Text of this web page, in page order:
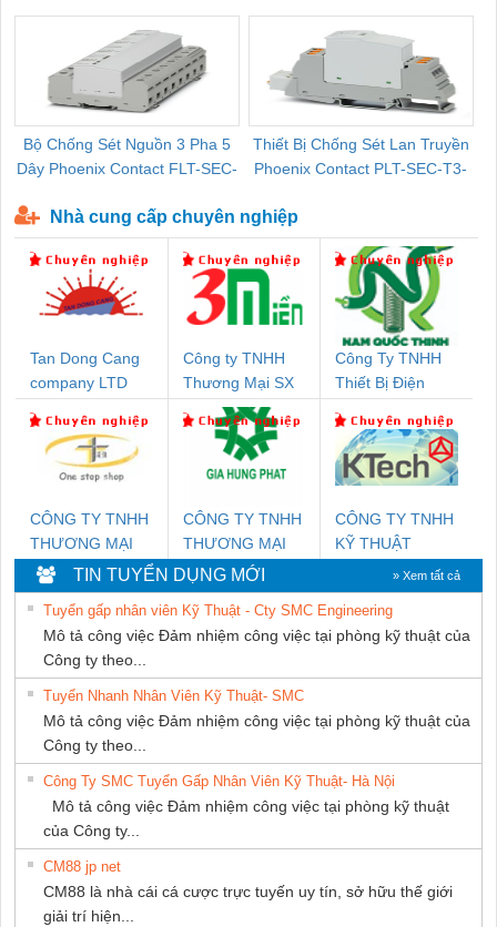
Bộ Chống Sét Nguồn 3 Pha 5
Dây Phoenix Contact FLT-SEC-
Thiết Bị Chống Sét Lan Truyền
Phoenix Contact PLT-SEC-T3-
Nhà cung cấp chuyên nghiệp
Tan Dong Cang
company LTD
Công ty TNHH
Thương Mại SX
Ba Miền
Công Ty TNHH
Thiết Bị Điện
CÔNG TY TNHH
THƯƠNG MẠI
THIÊN ÂN VIỆT
NAM
CÔNG TY TNHH
THƯƠNG MẠI
DỊCH VỤ KỸ
THUẬT ĐIỆN CƠ
GIA HƯNG
PHÁT
CÔNG TY TNHH
KỸ THUẬT
KTECH VIỆT
NAM
TIN TUYỂN DỤNG MỚI » Xem tất cả
Tuyển gấp nhân viên Kỹ Thuật - Cty SMC Engineering
Mô tả công việc Đảm nhiệm công việc tại phòng kỹ thuật của
Công ty theo...
Tuyển Nhanh Nhân Viên Kỹ Thuật- SMC
Mô tả công việc Đảm nhiệm công việc tại phòng kỹ thuật của
Công ty theo...
Công Ty SMC Tuyển Gấp Nhân Viên Kỹ Thuật- Hà Nội
Mô tả công việc Đảm nhiệm công việc tại phòng kỹ thuật
của Công ty...
CM88 jp net
CM88 là nhà cái cá cược trực tuyến uy tín, sở hữu thế giới
giải trí hiện...